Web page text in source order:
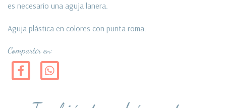
es necesario una aguja lanera.
Aguja plástica en colores con punta roma.
Compartir en: